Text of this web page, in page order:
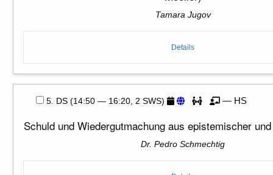
Tamara Jugov
Details
5. DS (14:50 — 16:20, 2 SWS) — HS
Schuld und Wiedergutmachung aus epistemischer
Dr. Pedro Schmechtig